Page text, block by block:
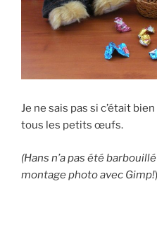
Je ne sais pas si c’était
tous les petits œufs.
(Hans n’a pas été
montage photo avec Gimp!)